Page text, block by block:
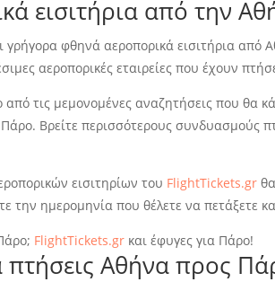
εισιτήρια από την
γρήγορα φθηνά αεροπορικά εισιτήρια
αεροπορικές εταιρείες που έχουν
τις μεμονομένες αναζητήσεις που θα
Βρείτε περισσότερους συνδυασμούς
εισιτηρίων του FlightTickets.gr
την ημερομηνία που θέλετε να πετάξετε
FlightTickets.gr και έφυγες για Πάρο!
πτήσεις Αθήνα προς